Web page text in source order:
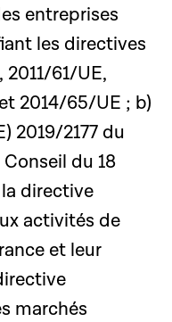
entreprises
les directives
61/UE,
2014/65/UE ; b)
2019/2177 du
du 18
directive
activités de
et leur
marchés